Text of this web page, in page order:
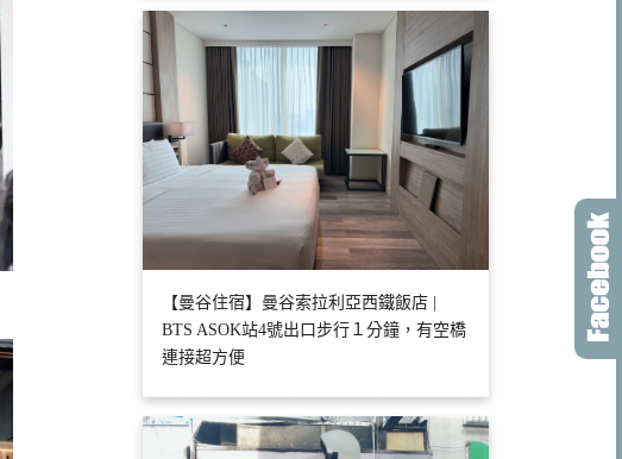
【曼谷住宿】曼谷索拉利亞西鐵飯店 |
BTS ASOK站4號出口步行１分鐘，有空橋
連接超方便